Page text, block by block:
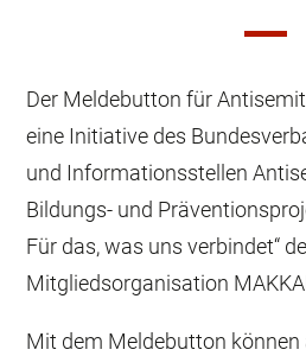
Der Meldebutton für
eine Initiative des
und Informationsstellen
Bildungs- und
Für das, was uns verbindet“
Mitgliedsorganisation
Mit dem Meldebutton können